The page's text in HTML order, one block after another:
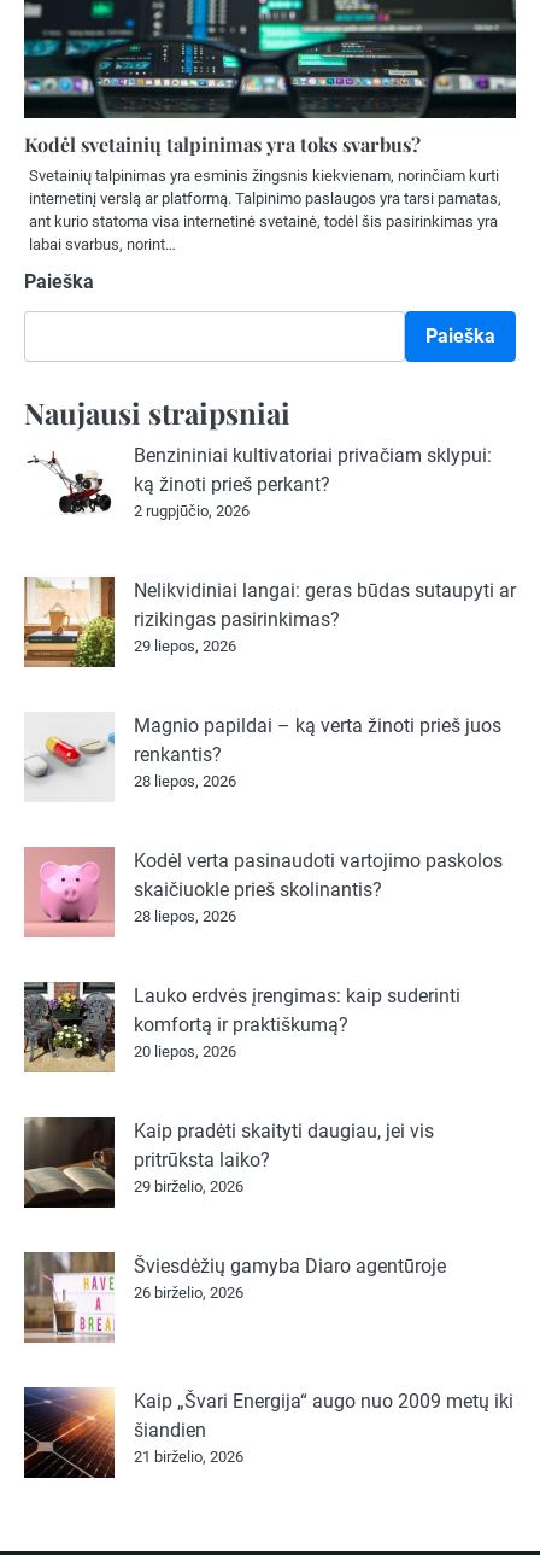
Kodėl svetainių talpinimas yra toks svarbus?
Svetainių talpinimas yra esminis žingsnis kiekvienam, norinčiam kurti
internetinį verslą ar platformą. Talpinimo paslaugos yra tarsi pamatas,
ant kurio statoma visa internetinė svetainė, todėl šis pasirinkimas yra
labai svarbus, norint…
Paieška
Paieška
Naujausi straipsniai
Benzininiai kultivatoriai privačiam sklypui:
ką žinoti prieš perkant?
2 rugpjūčio, 2026
Nelikvidiniai langai: geras būdas sutaupyti ar
rizikingas pasirinkimas?
29 liepos, 2026
Magnio papildai – ką verta žinoti prieš juos
renkantis?
28 liepos, 2026
Kodėl verta pasinaudoti vartojimo paskolos
skaičiuokle prieš skolinantis?
28 liepos, 2026
Lauko erdvės įrengimas: kaip suderinti
komfortą ir praktiškumą?
20 liepos, 2026
Kaip pradėti skaityti daugiau, jei vis
pritrūksta laiko?
29 birželio, 2026
Šviesdėžių gamyba Diaro agentūroje
26 birželio, 2026
Kaip „Švari Energija“ augo nuo 2009 metų iki
šiandien
21 birželio, 2026